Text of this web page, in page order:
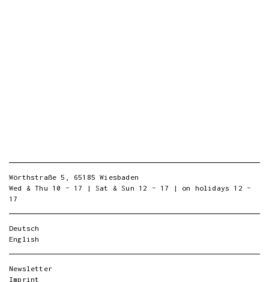
Wörthstraße 5, 65185 Wiesbaden
Wed & Thu 10 – 17 | Sat & Sun 12 – 17 | on holidays 12 –
17
Deutsch
English
Newsletter
Imprint